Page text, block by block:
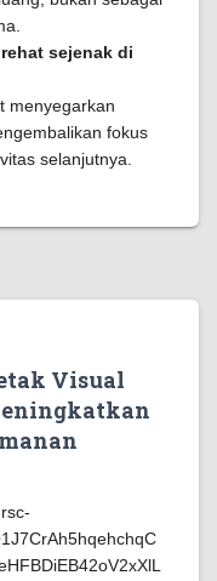
sejenak di
menyegarkan
fokus
selanjutnya.
Visual